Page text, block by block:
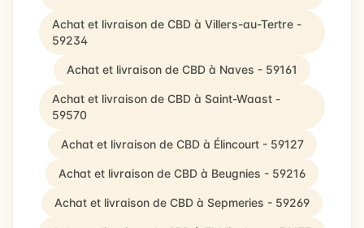
Achat et livraison de CBD à Villers-au-Tertre -
59234
Achat et livraison de CBD à Naves - 59161
Achat et livraison de CBD à Saint-Waast -
59570
Achat et livraison de CBD à Élincourt - 59127
Achat et livraison de CBD à Beugnies - 59216
Achat et livraison de CBD à Sepmeries - 59269